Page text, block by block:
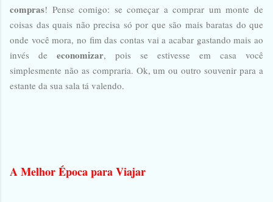
compras! Pense comigo: se começar a comprar um monte de
coisas das quais não precisa só por que são mais baratas do que
onde você mora, no fim das contas vai a acabar gastando mais ao
invés de economizar, pois se estivesse em casa você
simplesmente não as compraria. Ok, um ou outro souvenir para a
estante da sua sala tá valendo.
A Melhor Época para Viajar